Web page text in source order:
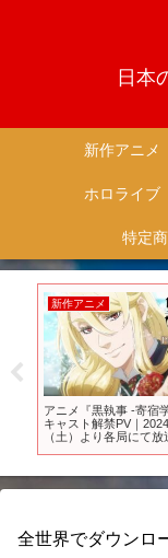
日本
新作アニメ
ホロライブ
新作アニメ
アニメ『黒執事 -寄宿
キャスト解禁PV｜
（土）より各局にて放
全世界でダウンロ